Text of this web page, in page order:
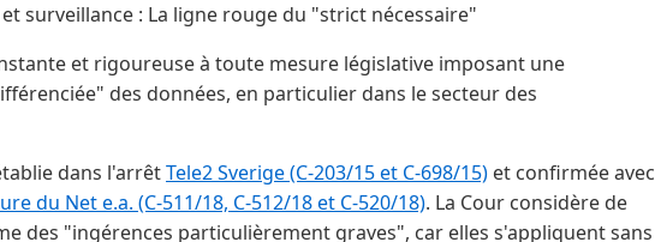
surveillance : La ligne rouge du "strict nécessaire"
et rigoureuse à toute mesure législative imposant une
des données, en particulier dans le secteur des
dans l'arrêtTele2 Sverige (C-203/15 et C-698/15) et confirmée avec
du Net e.a. (C-511/18, C-512/18 et C-520/18). La Cour considère de
des "ingérences particulièrement graves", car elles s'appliquent sans